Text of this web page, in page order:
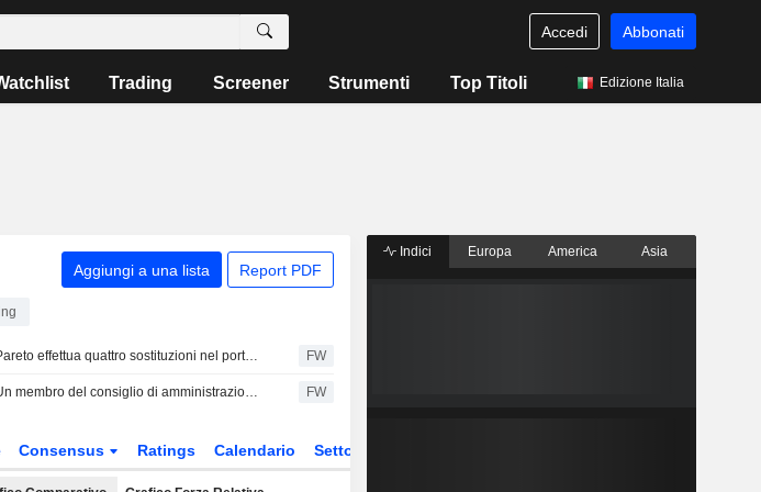
Accedi Abbonati
Trading Screener Strumenti Top Titoli Edizione Italia
Aggiungi a una lista Report PDF
Pareto effettua quattro sostituzioni nel portafoglio svedese: entrano Asmodee, Kinnevik, Nibe e Paradox FW
Un membro del consiglio di amministrazione di Kinnevik acquista azioni per oltre 0,2 milioni FW
Consensus Ratings Calendario Settore
Indici Europa America Asia